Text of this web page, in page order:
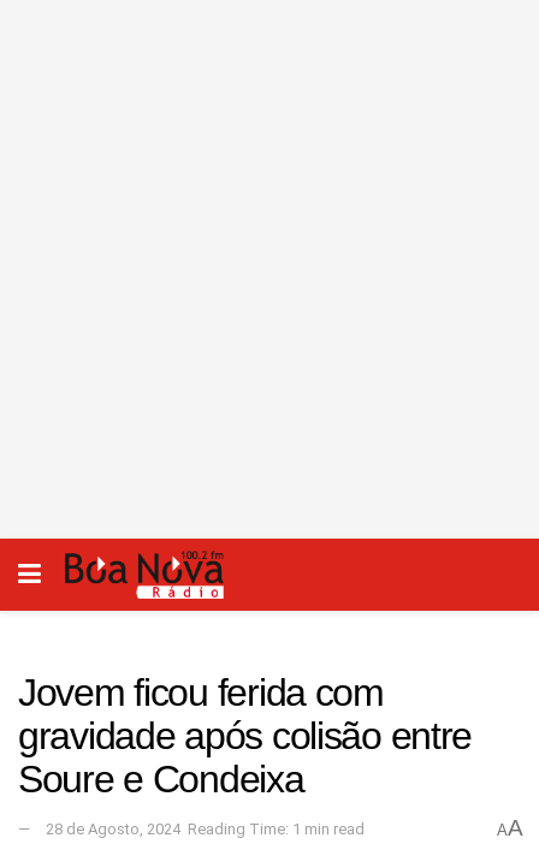
Jovem ficou ferida com
gravidade após colisão entre
Soure e Condeixa
28 de Agosto, 2024 Reading Time: 1 min read AA